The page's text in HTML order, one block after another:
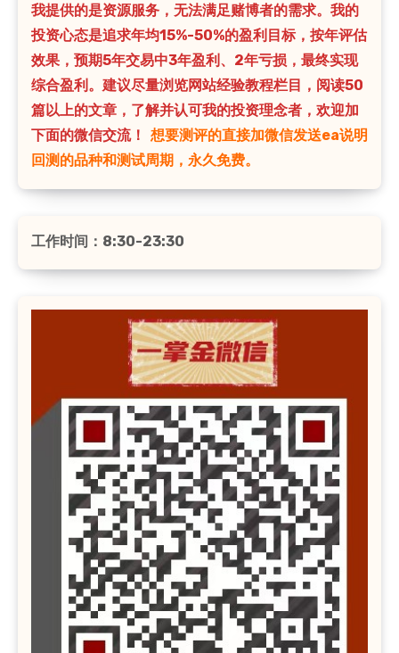
我提供的是资源服务，无法满足赌博者的需求。我的
投资心态是追求年均15%-50%的盈利目标，按年评估
效果，预期5年交易中3年盈利、2年亏损，最终实现
综合盈利。建议尽量浏览网站经验教程栏目，阅读50
篇以上的文章，了解并认可我的投资理念者，欢迎加
下面的微信交流！
想要测评的直接加微信发送ea说明
回测的品种和测试周期，永久免费。
工作时间：8:30-23:30